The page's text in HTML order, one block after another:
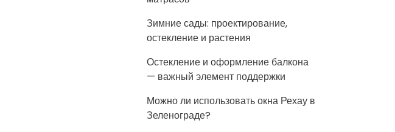
Зимние сады: проектирование,
остекление и растения
Остекление и оформление балкона
— важный элемент поддержки
Можно ли использовать окна Рехау в
Зеленограде?